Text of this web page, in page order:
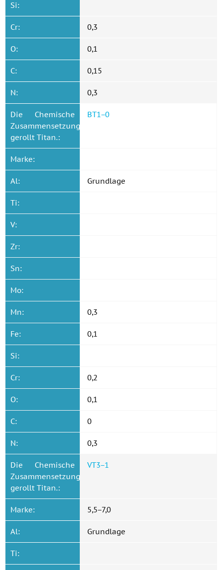
Si:
Cr: 0,3
O: 0,1
C: 0,15
N: 0,3
Die Chemische
Zusammensetzung
gerollt Titan.:
BT1−0
Marke:
Al: Grundlage
Ti:
V:
Zr:
Sn:
Mo:
Mn: 0,3
Fe: 0,1
Si:
Cr: 0,2
O: 0,1
C: 0
N: 0,3
Die Chemische
Zusammensetzung
gerollt Titan.:
VT3−1
Marke: 5,5−7,0
Al: Grundlage
Ti: